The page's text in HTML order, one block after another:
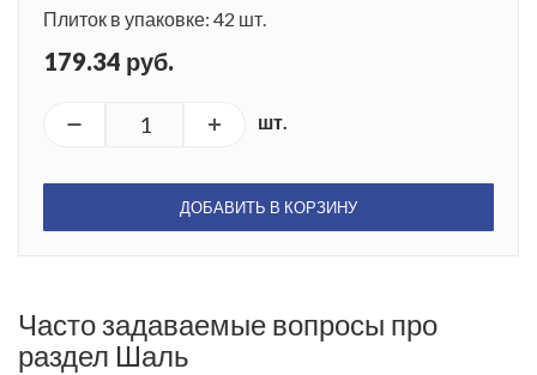
Плиток в упаковке: 42 шт.
179.34 руб.
шт.
ДОБАВИТЬ В КОРЗИНУ
Часто задаваемые вопросы про
раздел Шаль